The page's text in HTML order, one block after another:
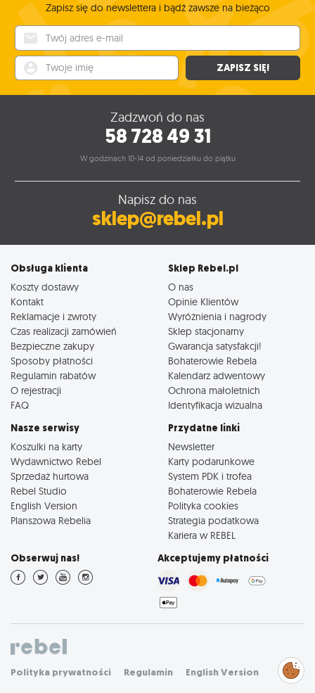
Zapisz się do newslettera i bądź zawsze na bieżąco
ZAPISZ SIĘ!
Zadzwoń do nas
58 728 49 31
W godzinach 10-14 od poniedziałku do piątku
Napisz do nas
sklep@rebel.pl
Obsługa klienta
Koszty dostawy
Kontakt
Reklamacje i zwroty
Czas realizacji zamówień
Bezpieczne zakupy
Sposoby płatności
Regulamin rabatów
O rejestracji
FAQ
Sklep Rebel.pl
O nas
Opinie Klientów
Wyróżnienia i nagrody
Sklep stacjonarny
Gwarancja satysfakcji!
Bohaterowie Rebela
Kalendarz adwentowy
Ochrona małoletnich
Identyfikacja wizualna
Nasze serwisy
Koszulki na karty
Wydawnictwo Rebel
Sprzedaż hurtowa
Rebel Studio
English Version
Planszowa Rebelia
Przydatne linki
Newsletter
Karty podarunkowe
System PDK i trofea
Bohaterowie Rebela
Polityka cookies
Strategia podatkowa
Kariera w REBEL
Obserwuj nas! Akceptujemy płatności
Polityka prywatności Regulamin English Version
Zarządzaj
preferencjami
cookies